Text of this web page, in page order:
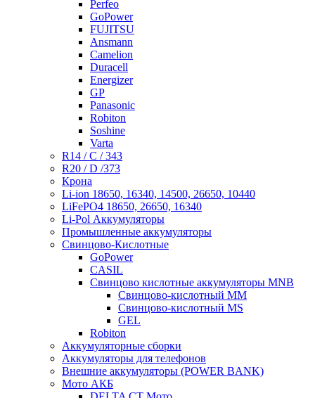
Perfeo
GoPower
FUJITSU
Ansmann
Camelion
Duracell
Energizer
GP
Panasonic
Robiton
Soshine
Varta
R14 / C / 343
R20 / D /373
Крона
Li-ion 18650, 16340, 14500, 26650, 10440
LiFePO4 18650, 26650, 16340
Li-Pol Аккумуляторы
Промышленные аккумуляторы
Свинцово-Кислотные
GoPower
CASIL
Свинцово кислотные аккумуляторы MNB
Cвинцово-кислотный MM
Cвинцово-кислотный MS
GEL
Robiton
Аккумуляторные сборки
Аккумуляторы для телефонов
Внешние аккумуляторы (POWER BANK)
Мото АКБ